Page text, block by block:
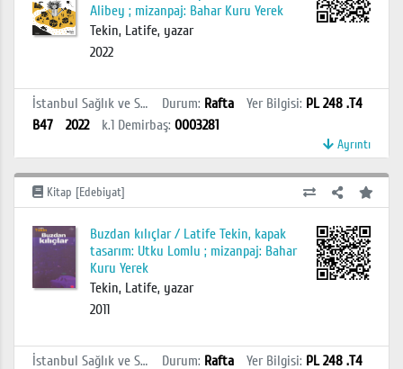
Alibey ; mizanpaj: Bahar Kuru Yerek
Tekin, Latife, yazar
2022
İstanbul Sağlık ve Sosyal Bilimler MYO Kütüphanesi Durum: Rafta Yer Bilgisi: PL 248 .T4
B47
2022 k.1 Demirbaş: 0003281
Ayrıntı
Kitap [Edebiyat]
Buzdan kılıçlar / Latife Tekin, kapak
tasarım: Utku Lomlu ; mizanpaj: Bahar
Kuru Yerek
Tekin, Latife, yazar
2011
İstanbul Sağlık ve Sosyal Bilimler MYO Kütüphanesi Durum: Rafta Yer Bilgisi: PL 248 .T4